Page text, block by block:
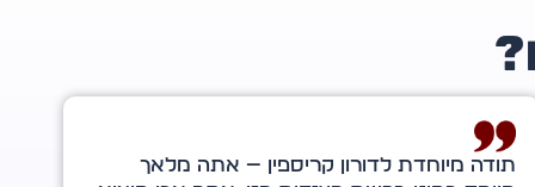
דורון קריספין, כשהייתי בת ארבע־עשרה צפיתי